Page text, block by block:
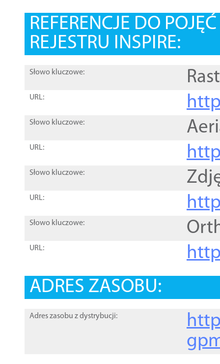
REFERENCJE DO
REJESTRU INSPIRE:
Słowo kluczowe:
URL:
Słowo kluczowe:
URL:
Słowo kluczowe:
URL:
Słowo kluczowe:
URL:
ADRES ZASOBU:
Adres zasobu z dystrybucji: